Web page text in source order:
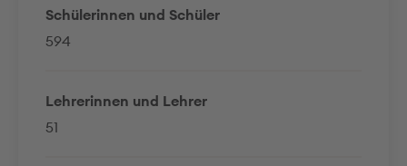
Schülerinnen und Schüler
594
Lehrerinnen und Lehrer
51